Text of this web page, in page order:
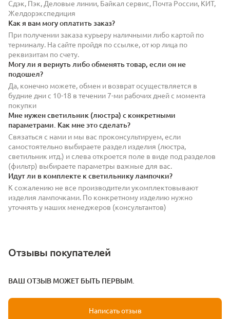
Сдэк, Пэк, Деловые линии, Байкал сервис, Почта России, КИТ,
Желдорэкспедиция
Как я вам могу оплатить заказ?
При получении заказа курьеру наличными либо картой по
терминалу. На сайте пройдя по ссылке, от юр лица по
реквизитам по счету.
Могу ли я вернуть либо обменять товар, если он не
подошел?
Да, конечно можете, обмен и возврат осуществляется в
будние дни с 10-18 в течении 7-ми рабочих дней с момента
покупки
Мне нужен светильник (люстра) с конкретными
параметрами. Как мне это сделать?
Связаться с нами и мы вас проконсультируем, если
самостоятельно выбираете раздел изделия (люстра,
светильник итд.) и слева откроется поле в виде под разделов
(фильтр) выбираете параметры важные для вас.
Идут ли в комплекте к светильнику лампочки?
К сожалению не все производители укомплектовывают
изделия лампочками. По конкретному изделию нужно
уточнять у наших менеджеров (консультантов)
Отзывы покупателей
ВАШ ОТЗЫВ МОЖЕТ БЫТЬ ПЕРВЫМ.
Написать отзыв